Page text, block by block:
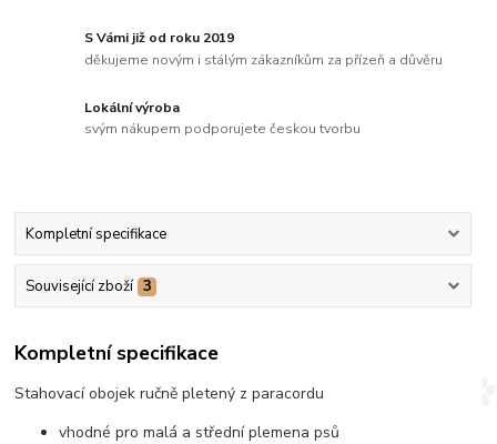
S Vámi již od roku 2019
děkujeme novým i stálým zákazníkům za přízeň a důvěru
Lokální výroba
svým nákupem podporujete českou tvorbu
Kompletní specifikace
Související zboží 3
Kompletní specifikace
Stahovací obojek ručně pletený z paracordu
vhodné pro malá a střední plemena psů